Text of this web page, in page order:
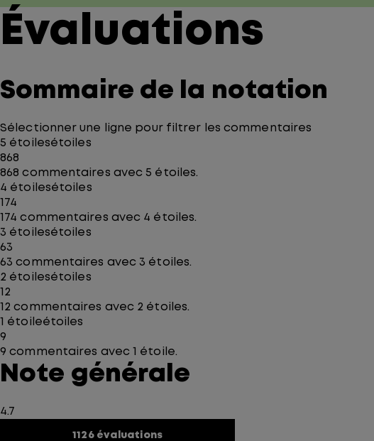
évaluations
évaluations
Évaluations
Sommaire de la notation
Sélectionner une ligne pour filtrer les commentaires
5 étoilesétoiles
868
868 commentaires avec 5 étoiles.
4 étoilesétoiles
174
174 commentaires avec 4 étoiles.
3 étoilesétoiles
63
63 commentaires avec 3 étoiles.
2 étoilesétoiles
12
12 commentaires avec 2 étoiles.
1 étoileétoiles
9
9 commentaires avec 1 étoile.
Note générale
4.7
1126 évaluations